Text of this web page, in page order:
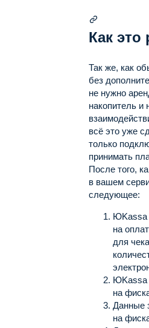
Как это
Так же, как
без
не нужно
накопитель и
всё это уже
только
принимать
После того,
в вашем
следующее:
ЮKassa
на
для
ЮKassa
на
Данные
на